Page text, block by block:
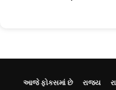
આજે ફોકસમાં છે રાજ્ય